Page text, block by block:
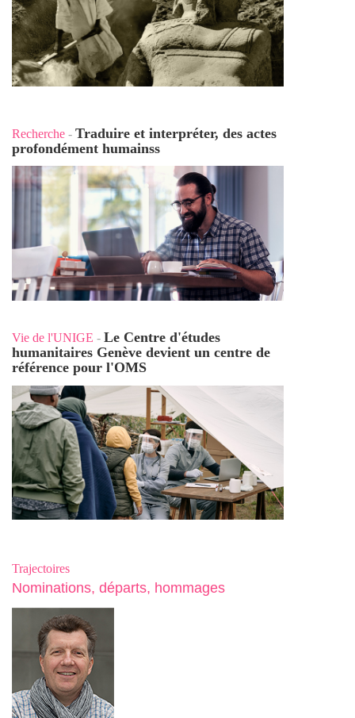
Recherche - Traduire et interpréter, des actes
profondément humainss
Vie de l'UNIGE - Le Centre d'études
humanitaires Genève devient un centre de
référence pour l'OMS
Trajectoires
Nominations, départs, hommages